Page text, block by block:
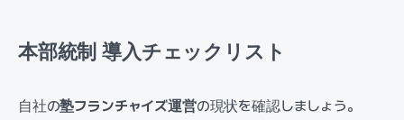
本部統制 導入チェックリスト
自社の塾フランチャイズ運営の現状を確認しましょう。